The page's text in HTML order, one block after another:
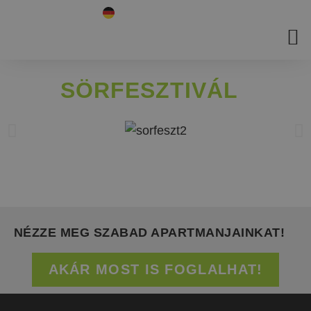
SÖRFESZTIVÁL
NÉZZE MEG SZABAD APARTMANJAINKAT!
AKÁR MOST IS FOGLALHAT!